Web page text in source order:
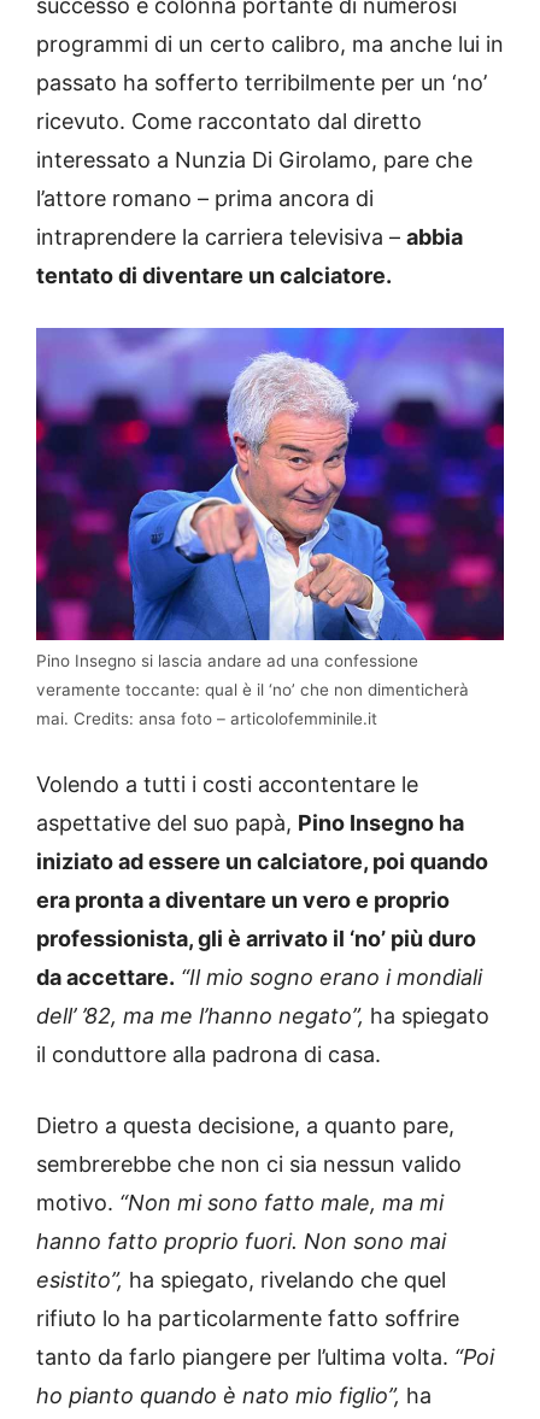
successo e colonna portante di numerosi
programmi di un certo calibro, ma anche lui in
passato ha sofferto terribilmente per un ‘no’
ricevuto. Come raccontato dal diretto
interessato a Nunzia Di Girolamo, pare che
l’attore romano – prima ancora di
intraprendere la carriera televisiva – abbia
tentato di diventare un calciatore.
Pino Insegno si lascia andare ad una confessione
veramente toccante: qual è il ‘no’ che non dimenticherà
mai. Credits: ansa foto – articolofemminile.it
Volendo a tutti i costi accontentare le
aspettative del suo papà, Pino Insegno ha
iniziato ad essere un calciatore, poi quando
era pronta a diventare un vero e proprio
professionista, gli è arrivato il ‘no’ più duro
da accettare. “Il mio sogno erano i mondiali
dell’ ’82, ma me l’hanno negato”, ha spiegato
il conduttore alla padrona di casa.
Dietro a questa decisione, a quanto pare,
sembrerebbe che non ci sia nessun valido
motivo. “Non mi sono fatto male, ma mi
hanno fatto proprio fuori. Non sono mai
esistito”, ha spiegato, rivelando che quel
rifiuto lo ha particolarmente fatto soffrire
tanto da farlo piangere per l’ultima volta. “Poi
ho pianto quando è nato mio figlio”, ha